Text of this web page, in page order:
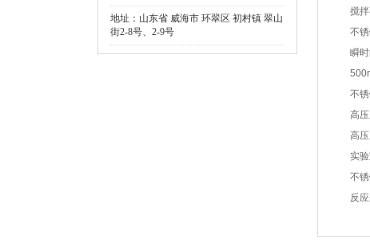
地址：山东省 威海市 环翠区 初村镇 翠山
街2-8号、2-9号
搅
不
瞬
不
高
高
实
不
反